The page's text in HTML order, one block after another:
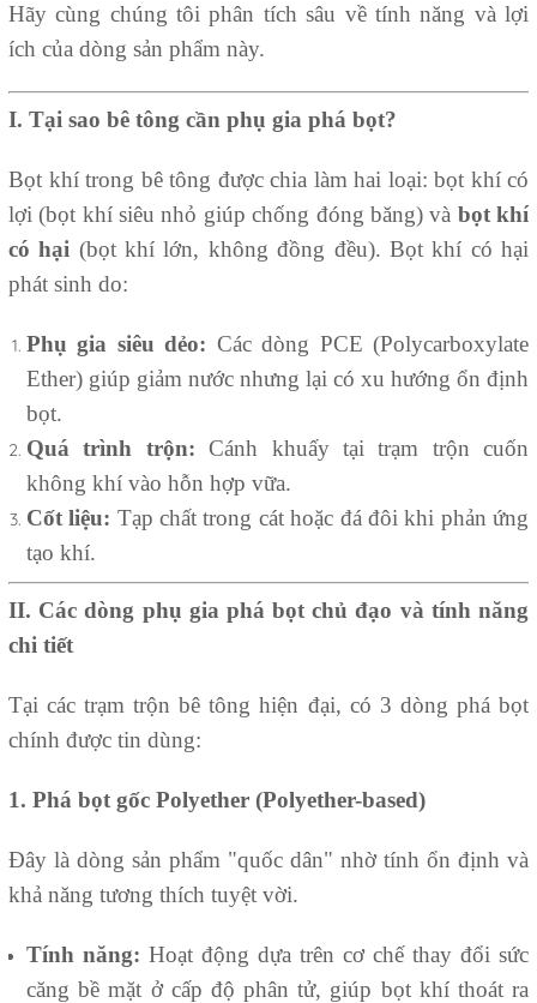
Hãy cùng chúng tôi phân tích sâu về tính năng và lợi
ích của dòng sản phẩm này.
I. Tại sao bê tông cần phụ gia phá bọt?
Bọt khí trong bê tông được chia làm hai loại: bọt khí có
lợi (bọt khí siêu nhỏ giúp chống đóng băng) và bọt khí
có hại (bọt khí lớn, không đồng đều). Bọt khí có hại
phát sinh do:
Phụ gia siêu dẻo: Các dòng PCE (Polycarboxylate
Ether) giúp giảm nước nhưng lại có xu hướng ổn định
bọt.
Quá trình trộn: Cánh khuấy tại trạm trộn cuốn
không khí vào hỗn hợp vữa.
Cốt liệu: Tạp chất trong cát hoặc đá đôi khi phản ứng
tạo khí.
II. Các dòng phụ gia phá bọt chủ đạo và tính năng
chi tiết
Tại các trạm trộn bê tông hiện đại, có 3 dòng phá bọt
chính được tin dùng:
1. Phá bọt gốc Polyether (Polyether-based)
Đây là dòng sản phẩm "quốc dân" nhờ tính ổn định và
khả năng tương thích tuyệt vời.
Tính năng: Hoạt động dựa trên cơ chế thay đổi sức
căng bề mặt ở cấp độ phân tử, giúp bọt khí thoát ra